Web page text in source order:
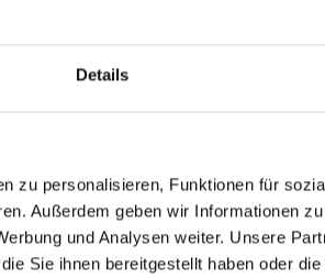
Details
zu personalisieren, Funktionen für
Außerdem geben wir Informationen
und Analysen weiter. Unsere
Sie ihnen bereitgestellt haben oder
Erheben, das Erfassen, die
die Verwendung, die
Abgleich oder die
personenbezogener